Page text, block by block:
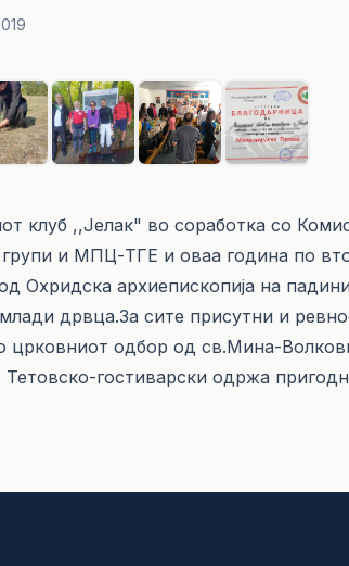
клуб ,,Јелак" во соработка со
и МПЦ-ТГЕ и оваа година по
Охридска архиепископија на
дрвца.За сите присутни и
одбор од св.Мина-
гостиварски одржа